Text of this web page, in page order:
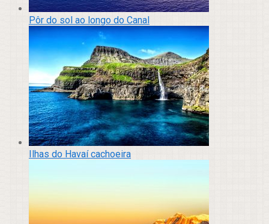
Pôr do sol ao longo do Canal
Ilhas do Havaí cachoeira